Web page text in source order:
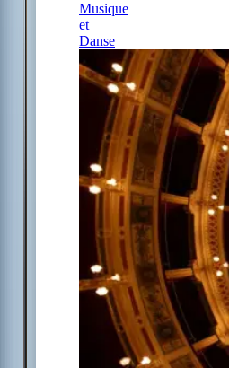
Musique
et
Danse